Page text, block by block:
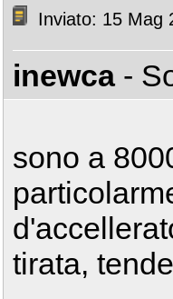
Inviato: 15 Mag
inewca -
sono a
tirata,